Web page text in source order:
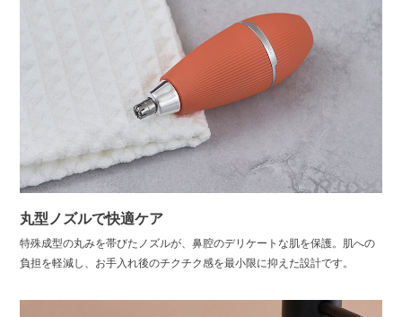
丸型ノズルで快適ケア
特殊成型の丸みを帯びたノズルが、鼻腔のデリケートな肌を保護。肌への
負担を軽減し、お手入れ後のチクチク感を最小限に抑えた設計です。